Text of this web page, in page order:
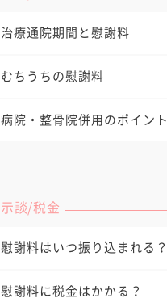
治療通院期間と慰謝料
むちうちの慰謝料
病院・整骨院併用のポイント
示談/税金
慰謝料はいつ振り込まれる？
慰謝料に税金はかかる？